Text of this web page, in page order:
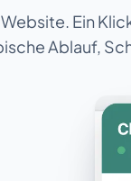
Ein
Ablauf,